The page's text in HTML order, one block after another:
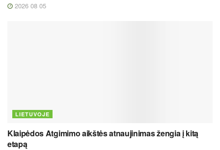
2026 08 05
LIETUVOJE
Klaipėdos Atgimimo aikštės atnaujinimas žengia į kitą
etapą